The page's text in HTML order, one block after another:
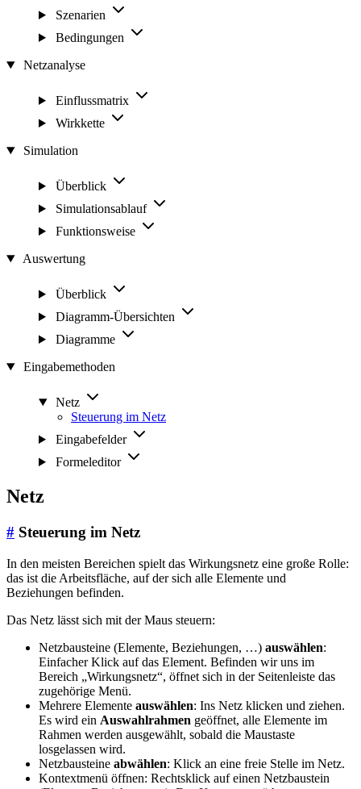
Szenarien
Bedingungen
Netzanalyse
Einflussmatrix
Wirkkette
Simulation
Überblick
Simulationsablauf
Funktionsweise
Auswertung
Überblick
Diagramm-Übersichten
Diagramme
Eingabemethoden
Netz
Steuerung im Netz
Eingabefelder
Formeleditor
Netz
# Steuerung im Netz
In den meisten Bereichen spielt das Wirkungsnetz eine große Rolle:
das ist die Arbeitsfläche, auf der sich alle Elemente und
Beziehungen befinden.
Das Netz lässt sich mit der Maus steuern:
Netzbausteine (Elemente, Beziehungen, …) auswählen:
Einfacher Klick auf das Element. Befinden wir uns im
Bereich „Wirkungsnetz“, öffnet sich in der Seitenleiste das
zugehörige Menü.
Mehrere Elemente auswählen: Ins Netz klicken und ziehen.
Es wird ein Auswahlrahmen geöffnet, alle Elemente im
Rahmen werden ausgewählt, sobald die Maustaste
losgelassen wird.
Netzbausteine abwählen: Klick an eine freie Stelle im Netz.
Kontextmenü öffnen: Rechtsklick auf einen Netzbaustein